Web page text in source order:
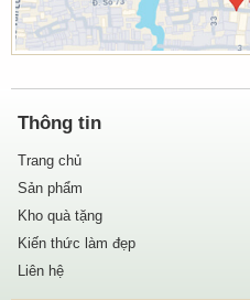
Thông tin
Trang chủ
Sản phẩm
Kho quà tặng
Kiến thức làm đẹp
Liên hệ